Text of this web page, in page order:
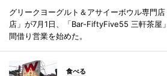
グリークヨーグルト＆アサイーボウル専門
店」が7月1日、「Bar-FiftyFive55 三軒茶屋
間借り営業を始めた。
食べる